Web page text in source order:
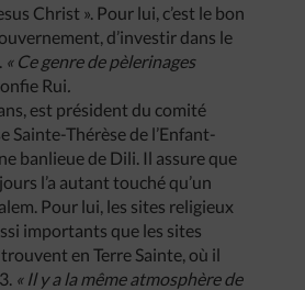
Christ ». Pour lui, c’est le bon
d’investir dans le
« Ce genre de pèlerinages
Rui.
est président du comité
Sainte-Thérèse de l’Enfant-
banlieue de Dili. Il assure que
l’a autant touché qu’un
Pour lui, les sites religieux
importants que les sites
en Terre Sainte, où il
« Il y a la même atmosphère de